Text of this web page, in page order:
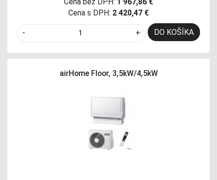
Cena s DPH: 2 420,47 €
- + DO KOŠÍKA
airHome Floor, 3,5kW/4,5kW